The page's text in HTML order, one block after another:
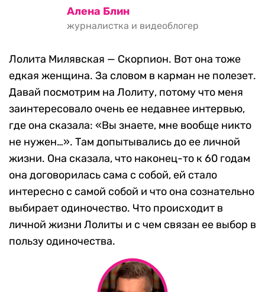
Алена Блин
журналистка и видеоблогер
Лолита Милявская — Скорпион. Вот она тоже
едкая женщина. За словом в карман не полезет.
Давай посмотрим на Лолиту, потому что меня
заинтересовало очень ее недавнее интервью,
где она сказала: «Вы знаете, мне вообще никто
не нужен…». Там допытывались до ее личной
жизни. Она сказала, что наконец-то к 60 годам
она договорилась сама с собой, ей стало
интересно с самой собой и что она сознательно
выбирает одиночество. Что происходит в
личной жизни Лолиты и с чем связан ее выбор в
пользу одиночества.